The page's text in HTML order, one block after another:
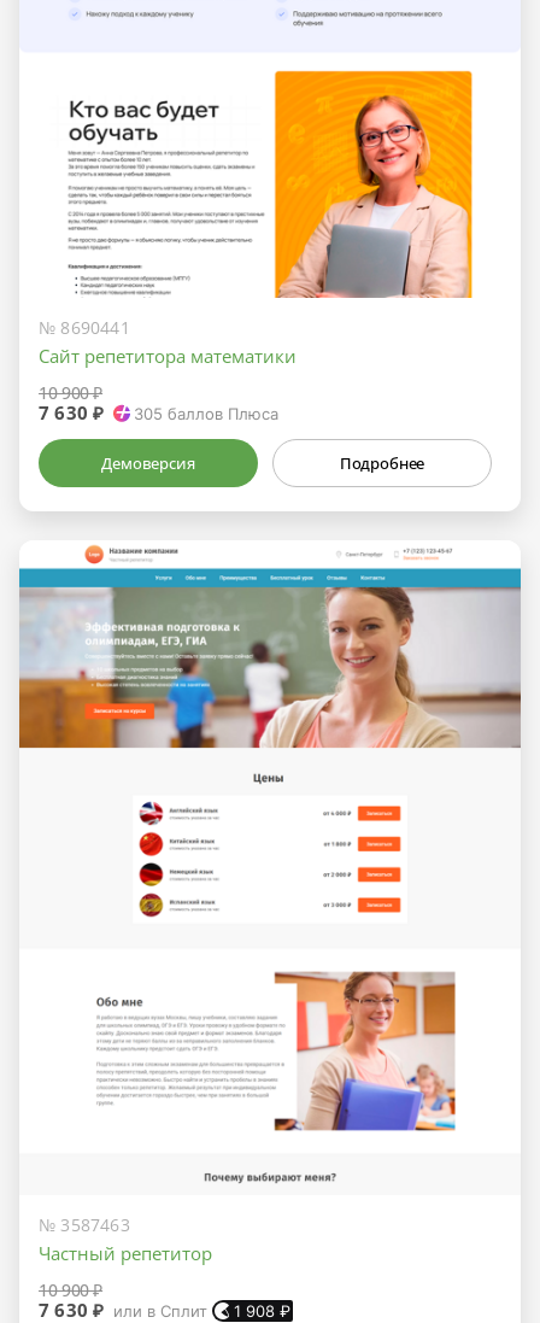
№ 8690441
Сайт репетитора математики
10 900 ₽
7 630 ₽ 305 баллов Плюса
Демоверсия Подробнее
№ 3587463
Частный репетитор
10 900 ₽
7 630 ₽ или в Сплит 1 908 ₽